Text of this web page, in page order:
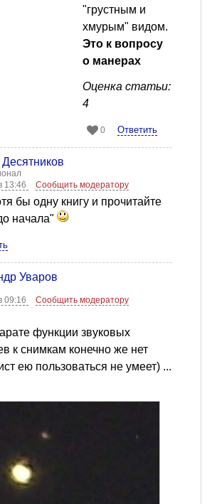
"грустным и
хмурым" видом.
Это к вопросу
о манерах
Оценка статьи:
4
0 Ответить
13:46
Сообщить модератору
бы одну книгу и прочитайте
начала"
Уваров
09:16
Сообщить модератору
функции звуковых
к снимкам конечно же нет
ею пользоваться не умеет) ...